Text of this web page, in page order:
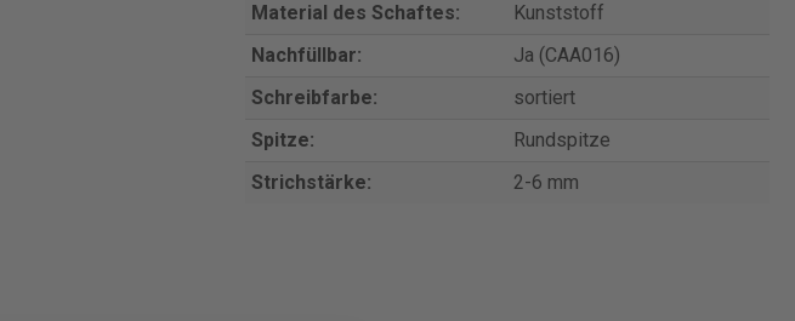
Material des Schaftes:
Kunststoff
Nachfüllbar:
Ja (CAA016)
Schreibfarbe:
sortiert
Spitze:
Rundspitze
Strichstärke:
2-6 mm